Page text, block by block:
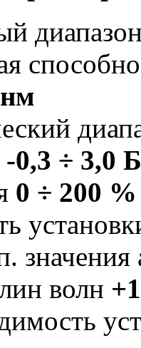
-0,3 ÷ 3,0 Б
0 ÷ 200 %
волн